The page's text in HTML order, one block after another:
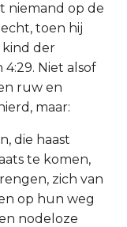
niemand op de
toen hij
kind der
Niet alsof
ruw en
maar:
die haast
te komen,
zich van
op hun weg
nodeloze